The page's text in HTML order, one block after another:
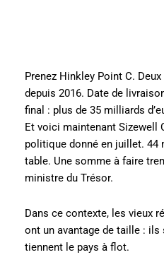
Prenez Hinkley Point C.
depuis 2016. Date de
final : plus de 35 milliards
Et voici maintenant Sizewell
politique donné en juillet. 44
table. Une somme à faire
ministre du Trésor.
Dans ce contexte, les vieux
ont un avantage de taille :
tiennent le pays à flot.